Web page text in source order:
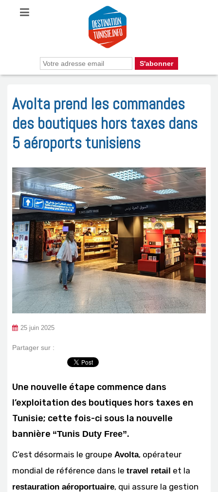
Avolta prend les commandes
des boutiques hors taxes dans
5 aéroports tunisiens
25 juin 2025
Partager sur :
Une nouvelle étape commence dans
l’exploitation des boutiques hors taxes en
Tunisie; cette fois-ci sous la nouvelle
bannière “Tunis Duty Free”.
C’est désormais le groupe Avolta, opérateur
mondial de référence dans le travel retail et la
restauration aéroportuaire, qui assure la gestion